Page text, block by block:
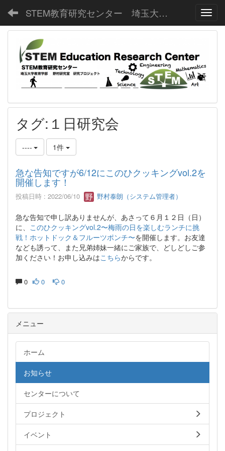
STEM教育研究センター 埼玉大学教育学部野村研究室
タグ:１日研究会
---- 1件
急な告知ですが6/12にこのひクッキングvol.2を
開催します！
投稿日時 : 2022/06/10 野村泰朗（システム管理者）
急な告知で申し訳ありませんが、あさって６月１２日（日）
に、 このひクッキングvol.2〜梅雨の日を楽しむランチに挑
戦！ホットドック＆フルーツポンチ〜を開催します。お友達
なども誘って、また兄弟姉妹一緒にご家族で、どしどしご参
加ください！お申し込みはこちらからです。
0 0 0
メニュー
ホーム
お知らせ
センターについて
プロジェクト
イベント